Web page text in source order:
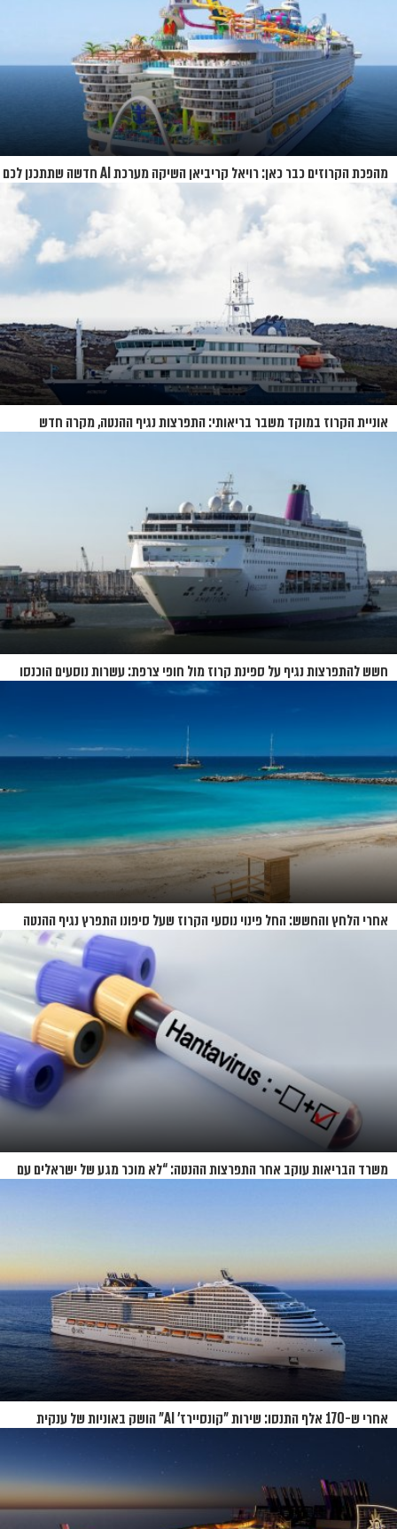
מהפכת הקרוזים כבר כאן: רויאל קריביאן השיקה מערכת AI חדשה שתתכנן לכם
את כל ההפלגה
אוניית הקרוז במוקד משבר בריאותי: התפרצות נגיף ההנטה, מקרה חדש
חשש להתפרצות נגיף על ספינת קרוז מול חופי צרפת: עשרות נוסעים הוכנסו
אחרי הלחץ והחשש: החל פינוי נוסעי הקרוז שעל סיפונו התפרץ נגיף ההנטה
משרד הבריאות עוקב אחר התפרצות ההנטה: “לא מוכר מגע של ישראלים עם
אחרי ש-170 אלף התנסו: שירות "קונסיירז' AI" הושק באוניות של ענקית